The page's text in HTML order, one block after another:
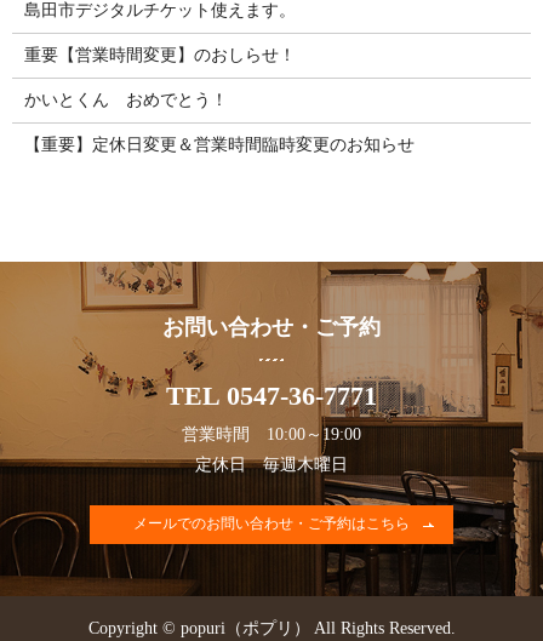
島田市デジタルチケット使えます。
重要【営業時間変更】のおしらせ！
かいとくん おめでとう！
【重要】定休日変更＆営業時間臨時変更のお知らせ
お問い合わせ・ご予約
TEL 0547-36-7771
営業時間 10:00～19:00
定休日 毎週木曜日
メールでのお問い合わせ・ご予約はこちら
Copyright © popuri（ポプリ） All Rights Reserved.